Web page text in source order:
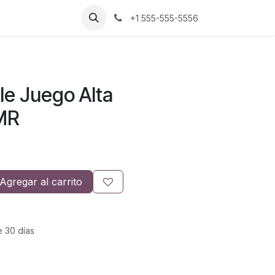
+1 555-555-5556
Juego Alta
al carrito
30 días